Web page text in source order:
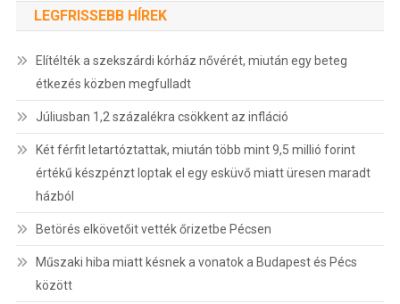
LEGFRISSEBB HÍREK
Elítélték a szekszárdi kórház nővérét, miután egy beteg
étkezés közben megfulladt
Júliusban 1,2 százalékra csökkent az infláció
Két férfit letartóztattak, miután több mint 9,5 millió forint
értékű készpénzt loptak el egy esküvő miatt üresen maradt
házból
Betörés elkövetőit vették őrizetbe Pécsen
Műszaki hiba miatt késnek a vonatok a Budapest és Pécs
között